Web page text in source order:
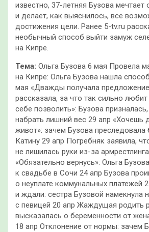
известно, 37-летняя Бузова мечтает
и делает, как выяснилось, все
достижения цели. Ранее 5-tv.ru
необычный способ выйти замуж
на Кипре.
Тема: Ольга Бузова 6 мая Провела
на Кипре: Ольга Бузова нашла
мая «Дважды получала
рассказала, за что так сильно
себе позволить»: Бузова
набрать лишний вес 29 апр «Хочешь
живот»: зачем Бузова преследовала
Катину 29 апр Погребняк заявила,
не лишилась руки из-за
«Обязательно вернусь»: Ольга
к свадьбе в Сочи 24 апр Бузова
о неуплате коммунальных платежей
и ждали: сестра Бузовой намекнула
с певицей 20 апр Жаждущая родить
высказалась о беременности от
18 апр Отклонение от нормы: зачем